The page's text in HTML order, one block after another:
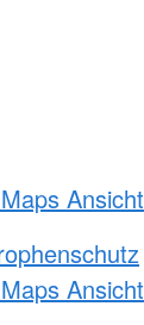
Ansicht
Ansicht